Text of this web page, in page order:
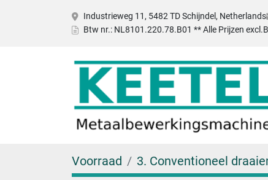
Industrieweg 11, 5482 TD Schijndel, Netherlands
Btw nr.: NL8101.220.78.B01 ** Alle Prijzen
Voorraad 3. Conventioneel